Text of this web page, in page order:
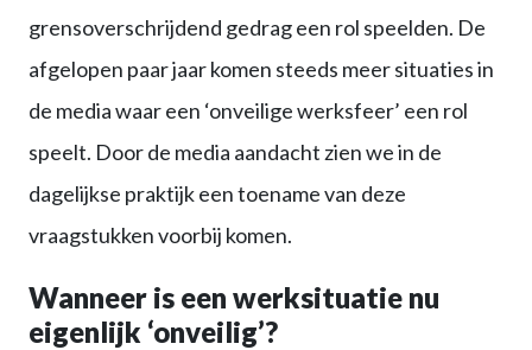
grensoverschrijdend gedrag een rol speelden. De
afgelopen paar jaar komen steeds meer situaties in
de media waar een ‘onveilige werksfeer’ een rol
speelt. Door de media aandacht zien we in de
dagelijkse praktijk een toename van deze
vraagstukken voorbij komen.
Wanneer is een werksituatie nu
eigenlijk ‘onveilig’?